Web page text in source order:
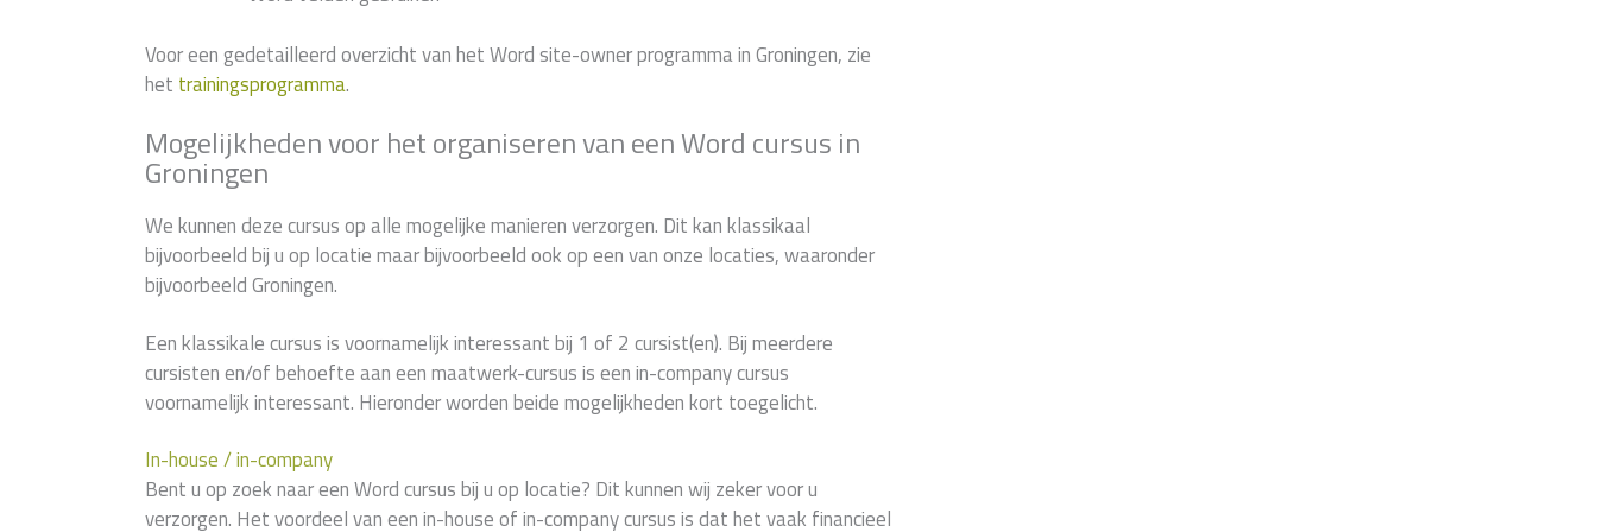
Voor een gedetailleerd overzicht van het Word site-owner programma in Groningen, zie
het trainingsprogramma.
Mogelijkheden voor het organiseren van een Word cursus in
Groningen
We kunnen deze cursus op alle mogelijke manieren verzorgen. Dit kan klassikaal
bijvoorbeeld bij u op locatie maar bijvoorbeeld ook op een van onze locaties, waaronder
bijvoorbeeld Groningen.
Een klassikale cursus is voornamelijk interessant bij 1 of 2 cursist(en). Bij meerdere
cursisten en/of behoefte aan een maatwerk-cursus is een in-company cursus
voornamelijk interessant. Hieronder worden beide mogelijkheden kort toegelicht.
In-house / in-company
Bent u op zoek naar een Word cursus bij u op locatie? Dit kunnen wij zeker voor u
verzorgen. Het voordeel van een in-house of in-company cursus is dat het vaak financieel